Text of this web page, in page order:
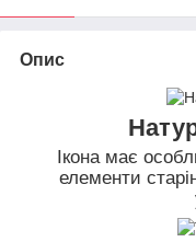
Опис
Ікона має
елементи